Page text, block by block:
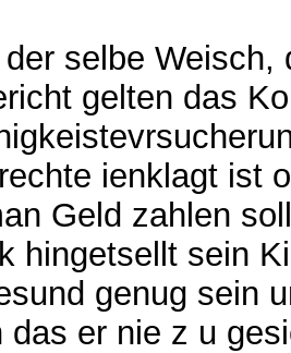
selbe
gelten das
ienklagt ist
Geld zahlen
hingetsellt sein
genug sein
das er nie z u